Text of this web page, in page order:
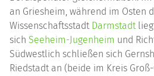
an Griesheim, während im Osten
Wissenschaftsstadt Darmstadt
sich Seeheim-Jugenheim und
Südwestlich schließen sich
Riedstadt an (beide im Kreis